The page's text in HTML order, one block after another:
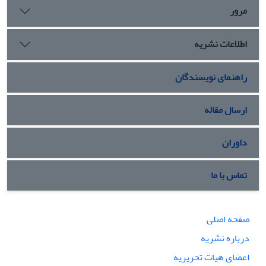
مرور
اطلاعات نشریه
راهنمای نویسندگان
ارسال مقاله
داوران
تماس با ما
صفحه اصلی
درباره نشریه
اعضای هیات تحریریه